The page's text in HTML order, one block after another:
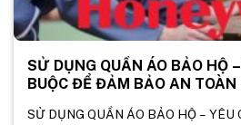
SỬ DỤNG QUẦN ÁO BẢO HỘ
BUỘC ĐỂ ĐẢM BẢO AN TOÀN
SỬ DỤNG QUẦN ÁO BẢO HỘ – YÊU